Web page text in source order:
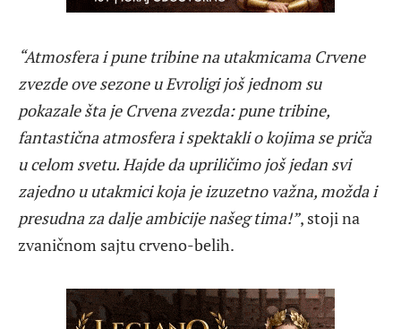
“Atmosfera i pune tribine na utakmicama Crvene
zvezde ove sezone u Evroligi još jednom su
pokazale šta je Crvena zvezda: pune tribine,
fantastična atmosfera i spektakli o kojima se priča
u celom svetu. Hajde da upriličimo još jedan svi
zajedno u utakmici koja je izuzetno važna, možda i
presudna za dalje ambicije našeg tima!”, stoji na
zvaničnom sajtu crveno-belih.